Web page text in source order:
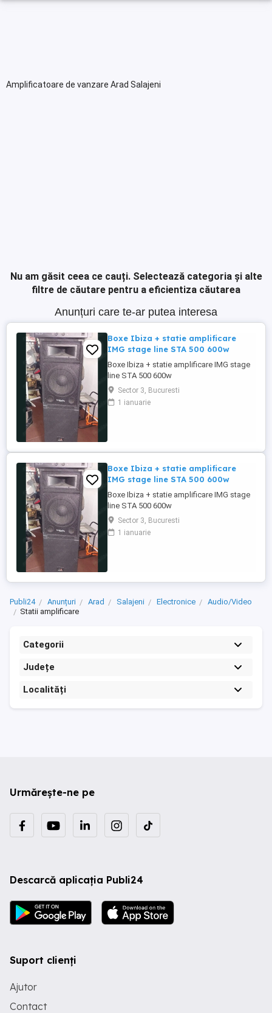
Amplificatoare de vanzare Arad Salajeni
Nu am găsit ceea ce cauți. Selectează categoria și alte
filtre de căutare pentru a eficientiza căutarea
Anunțuri care te-ar putea interesa
Boxe Ibiza + statie amplificare
IMG stage line STA 500 600w
Boxe Ibiza + statie amplificare IMG stage
line STA 500 600w
Sector 3, Bucuresti
1 ianuarie
Boxe Ibiza + statie amplificare
IMG stage line STA 500 600w
Boxe Ibiza + statie amplificare IMG stage
line STA 500 600w
Sector 3, Bucuresti
1 ianuarie
Publi24 Anunțuri Arad Salajeni Electronice
Audio/Video
Statii amplificare
Categorii
Județe
Localități
Urmărește-ne pe
Descarcă aplicația Publi24
Suport clienți
Ajutor
Contact